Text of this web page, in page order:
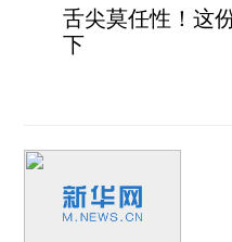
舌尖莫任性！这
下